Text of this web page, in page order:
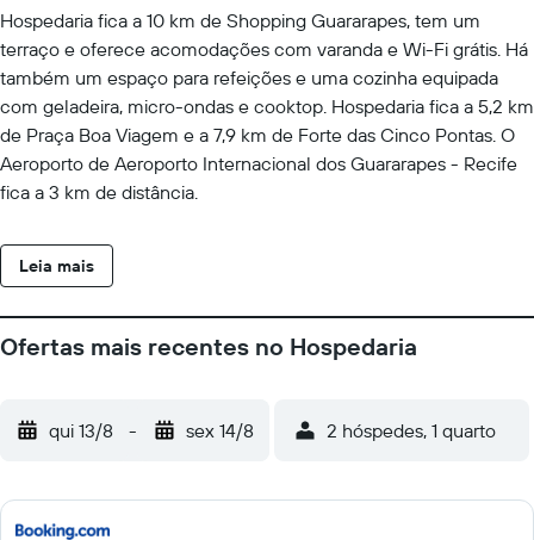
Hospedaria fica a 10 km de Shopping Guararapes, tem um
terraço e oferece acomodações com varanda e Wi-Fi grátis. Há
também um espaço para refeições e uma cozinha equipada
com geladeira, micro-ondas e cooktop. Hospedaria fica a 5,2 km
de Praça Boa Viagem e a 7,9 km de Forte das Cinco Pontas. O
Aeroporto de Aeroporto Internacional dos Guararapes - Recife
fica a 3 km de distância.
Leia mais
Ofertas mais recentes no Hospedaria
qui 13/8 - sex 14/8 2 hóspedes, 1 quarto